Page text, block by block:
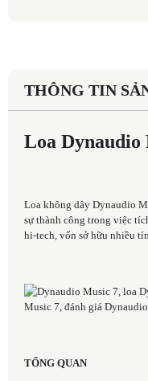
THÔNG TIN
Loa Dynaudio
Loa không dây Dynaudio
sự thành công trong việc
hi-tech, vốn sở hữu nhiều
TỔNG QUAN